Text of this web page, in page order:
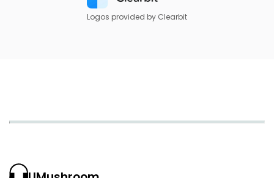
Logos provided by Clearbit